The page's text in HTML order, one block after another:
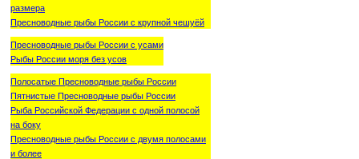
размера
Пресноводные рыбы России с крупной чешуёй
Пресноводные рыбы России с усами
Рыбы России моря без усов
Полосатые Пресноводные рыбы России
Пятнистые Пресноводные рыбы России
Рыба Российской Федерации с одной полосой
на боку
Пресноводные рыбы России с двумя полосами
и более